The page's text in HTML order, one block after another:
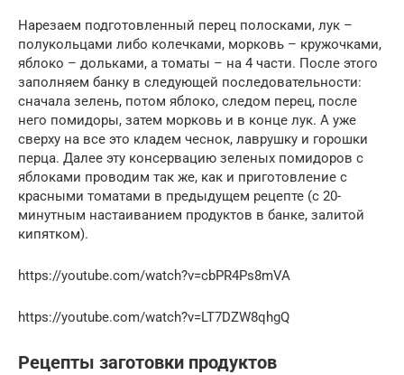
Нарезаем подготовленный перец полосками, лук –
полукольцами либо колечками, морковь – кружочками,
яблоко – дольками, а томаты – на 4 части. После этого
заполняем банку в следующей последовательности:
сначала зелень, потом яблоко, следом перец, после
него помидоры, затем морковь и в конце лук. А уже
сверху на все это кладем чеснок, лаврушку и горошки
перца. Далее эту консервацию зеленых помидоров с
яблоками проводим так же, как и приготовление с
красными томатами в предыдущем рецепте (с 20-
минутным настаиванием продуктов в банке, залитой
кипятком).
https://youtube.com/watch?v=cbPR4Ps8mVA
https://youtube.com/watch?v=LT7DZW8qhgQ
Рецепты заготовки продуктов